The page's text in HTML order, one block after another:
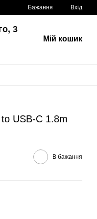
Бажання Вхід
3
Мій кошик
USB-C 1.8m
В бажання